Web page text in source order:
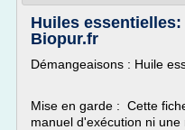
Huiles
Biopur.fr
Démangeaisons : Huile
Mise en garde : Cette
manuel d'exécution ni